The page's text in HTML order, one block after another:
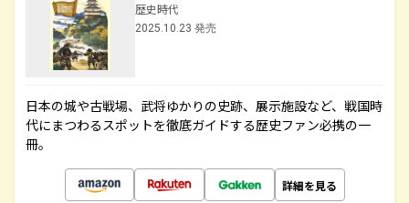
歴史時代
2025.10.23 発売
日本の城や古戦場、武将ゆかりの史跡、展示施設など、戦国時
代にまつわるスポットを徹底ガイドする歴史ファン必携の一
冊。
詳細を見る